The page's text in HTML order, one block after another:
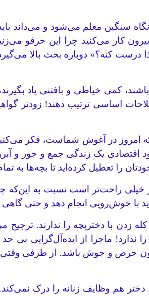
سنگین معلم می‌شود و می‌داند
کار می‌کنید چرا این حرفو
‌کنه؟» دوباره بحث بالا می‌گیرد و
کمی خیاطی و بافتنی یاد بگیرند،
اساسی ترتیب دهند! زودتر
که امروز در آغوش شماست، فکر
یک زندگی جمع و جور و
را تعطیل کرده‌اید تا بچه‌ها به
راحت‌تر است نسبت به این‌که
باید با خوش‌رویی انجام دهد و حتی
با دختربچه را ندارند. ترجیح
ندارد! ماجرا از ایده‌آل‌گرایی
حرص و جوش باشد. از طرفی وقتی
هم وظایف زنانه را درک